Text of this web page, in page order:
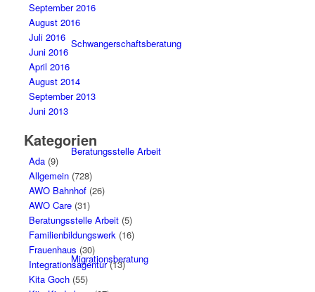
Schwangerschaftsberatung
Beratungsstelle Arbeit
Migrationsberatung
September 2016
August 2016
Juli 2016
Juni 2016
April 2016
August 2014
September 2013
Juni 2013
Kategorien
Ada(9)
Allgemein(728)
AWO Bahnhof(26)
AWO Care(31)
Beratungsstelle Arbeit(5)
Familienbildungswerk(16)
Frauenhaus (30)
Integrationsagentur(13)
Kita Goch(55)